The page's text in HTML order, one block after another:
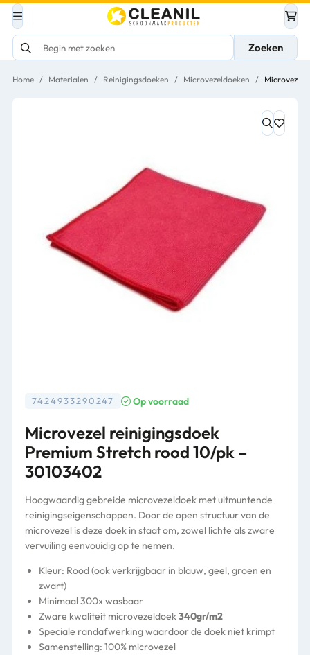
Zoeken
Home / Materialen / Reinigingsdoeken / Microvezeldoeken / Microvezel
7424933290247 Op voorraad
Microvezel reinigingsdoek
Premium Stretch rood 10/pk –
30103402
Hoogwaardig gebreide microvezeldoek met uitmuntende
reinigingseigenschappen. Door de open structuur van de
microvezel is deze doek in staat om, zowel lichte als zware
vervuiling eenvouidig op te nemen.
Kleur: Rood (ook verkrijgbaar in blauw, geel, groen en
zwart)
Minimaal 300x wasbaar
Zware kwaliteit microvezeldoek340gr/m2
Speciale randafwerking waardoor de doek niet krimpt
Samenstelling: 100% microvezel